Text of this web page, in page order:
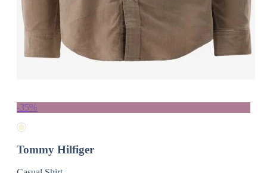
-35%
Tommy Hilfiger